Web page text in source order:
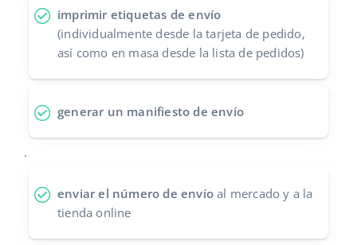
Calculadora de beneficios
Cooperación y socios
Contáctanos
español (AR)
español (MX)
Français
Italiano
português (BR)
imprimir etiquetas de envío
(individualmente desde la tarjeta de pedido,
así como en masa desde la lista de pedidos)
generar un manifiesto de envío
.
enviar el número de envío al mercado y a la
tienda online